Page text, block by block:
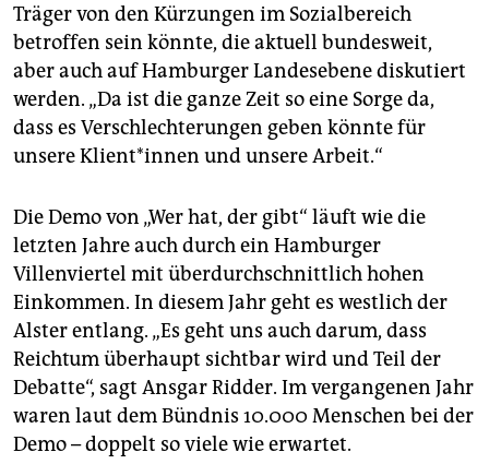
Träger von den Kürzungen im Sozialbereich
betroffen sein könnte, die aktuell bundesweit,
aber auch auf Hamburger Landesebene diskutiert
werden. „Da ist die ganze Zeit so eine Sorge da,
dass es Verschlechterungen geben könnte für
unsere Klient*innen und unsere Arbeit.“
Die Demo von „Wer hat, der gibt“ läuft wie die
letzten Jahre auch durch ein Hamburger
Villenviertel mit überdurchschnittlich hohen
Einkommen. In diesem Jahr geht es westlich der
Alster entlang. „Es geht uns auch darum, dass
Reichtum überhaupt sichtbar wird und Teil der
Debatte“, sagt Ansgar Ridder. Im vergangenen Jahr
waren laut dem Bündnis 10.000 Menschen bei der
Demo – doppelt so viele wie erwartet.